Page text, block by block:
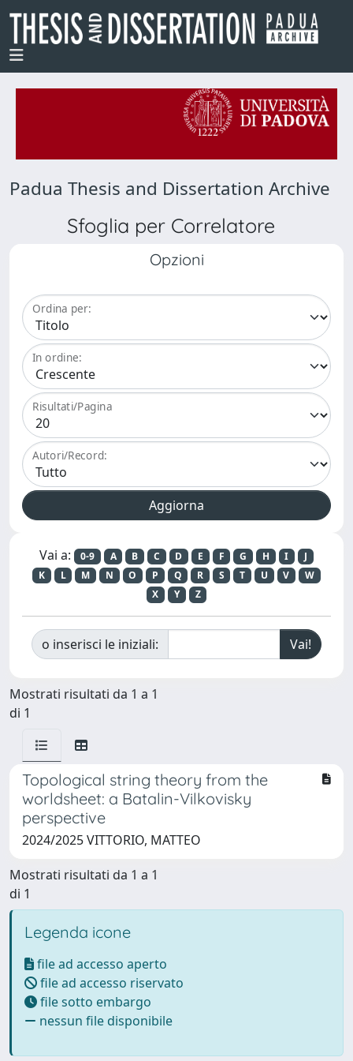
Padua Thesis and Dissertation Archive
Sfoglia per Correlatore
Opzioni
Ordina per:
In ordine:
Risultati/Pagina
Autori/Record:
Vai a: 0-9 A B C D E F G H I
J
K
L M N O P Q R S T U V
W
X
Y Z
o inserisci le iniziali:
Mostrati risultati da 1 a 1
di 1
Topological string theory from the
worldsheet: a Batalin-Vilkovisky
perspective
2024/2025 VITTORIO, MATTEO
Mostrati risultati da 1 a 1
di 1
Legenda icone
file ad accesso aperto
file ad accesso riservato
file sotto embargo
nessun file disponibile